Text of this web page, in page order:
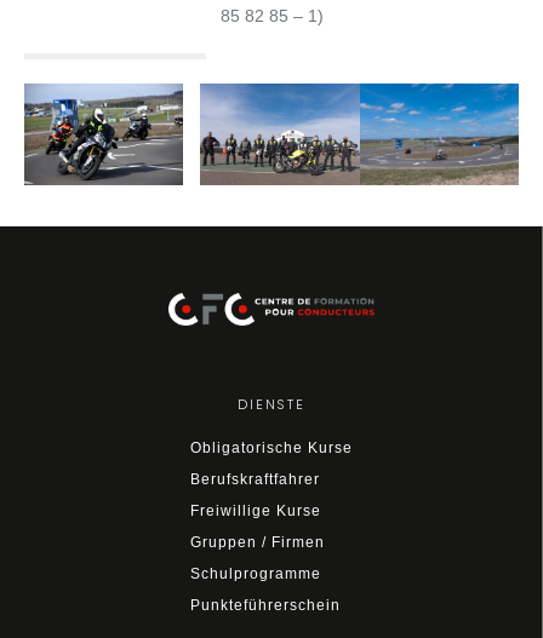
85 82 85 – 1)
DIENSTE
Obligatorische Kurse
Berufskraftfahrer
Freiwillige Kurse
Gruppen / Firmen
Schulprogramme
Punkteführerschein